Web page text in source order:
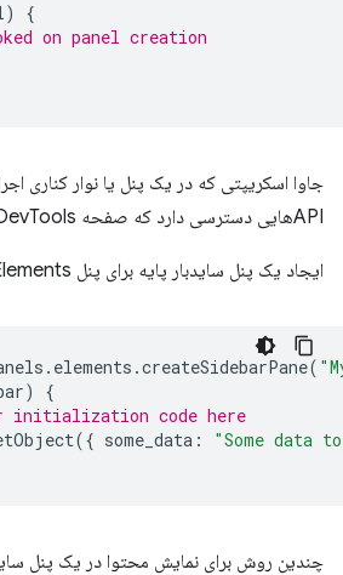
)
{
on panel creation
جاوا اسکریپتی که در یک پنل یا نوار کناری
APIهایی دسترسی دارد که صفحه DevTools به آنها دسترسی دارد.
ایجاد یک پنل سایدبار پایه برای پنل Elements به این شکل است:
. elements .createSidebarPane(
)
{
initialization code here
({ some_data :
"Some data
چندین روش برای نمایش محتوا در یک پنل